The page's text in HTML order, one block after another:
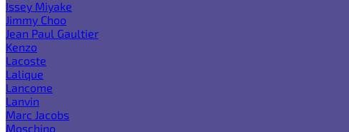
Issey Miyake
Jimmy Choo
Jean Paul Gaultier
Kenzo
Lacoste
Lalique
Lancome
Lanvin
Marc Jacobs
Moschino